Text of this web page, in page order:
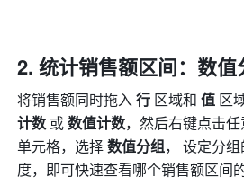
统计销售额区间：数值
将销售额同时拖入 行 区域和 值
计数 或 数值计数，然后右键点击
单元格，选择 数值分组， 设定分
度，即可快速查看哪个销售额区间